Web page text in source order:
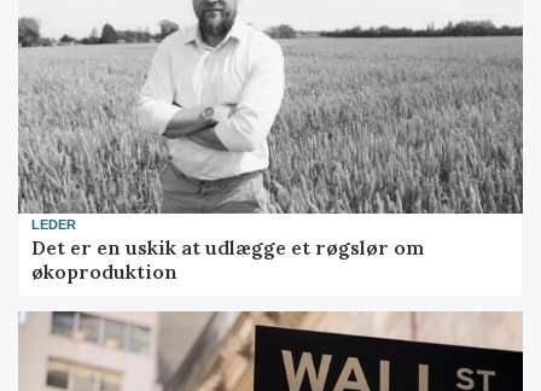
LEDER
Det er en uskik at udlægge et røgslør om
økoproduktion